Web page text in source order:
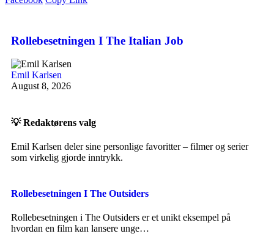
Rollebesetningen I The Italian Job
Emil Karlsen
August 8, 2026
💡 Redaktørens valg
Emil Karlsen deler sine personlige favoritter – filmer og serier
som virkelig gjorde inntrykk.
Rollebesetningen I The Outsiders
Rollebesetningen i The Outsiders er et unikt eksempel på
hvordan en film kan lansere unge…